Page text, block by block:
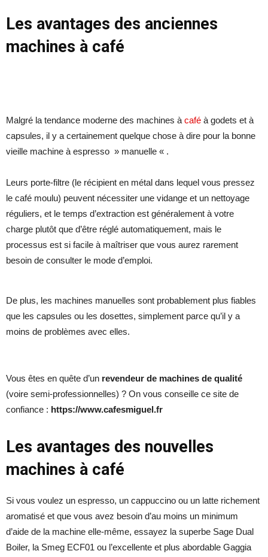
Les avantages des anciennes
machines à café
Malgré la tendance moderne des machines à café à godets et à
capsules, il y a certainement quelque chose à dire pour la bonne
vieille machine à espresso » manuelle « .
Leurs porte-filtre (le récipient en métal dans lequel vous pressez
le café moulu) peuvent nécessiter une vidange et un nettoyage
réguliers, et le temps d’extraction est généralement à votre
charge plutôt que d’être réglé automatiquement, mais le
processus est si facile à maîtriser que vous aurez rarement
besoin de consulter le mode d’emploi.
De plus, les machines manuelles sont probablement plus fiables
que les capsules ou les dosettes, simplement parce qu’il y a
moins de problèmes avec elles.
Vous êtes en quête d’un revendeur de machines de qualité
(voire semi-professionnelles) ? On vous conseille ce site de
confiance : https://www.cafesmiguel.fr
Les avantages des nouvelles
machines à café
Si vous voulez un espresso, un cappuccino ou un latte richement
aromatisé et que vous avez besoin d’au moins un minimum
d’aide de la machine elle-même, essayez la superbe Sage Dual
Boiler, la Smeg ECF01 ou l’excellente et plus abordable Gaggia